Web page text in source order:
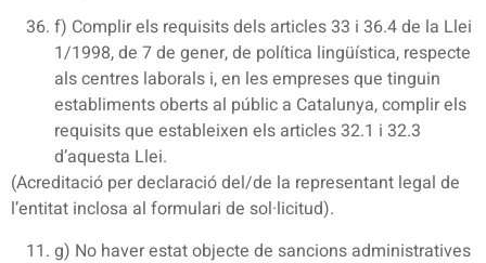
f) Complir els requisits dels articles 33 i 36.4 de la Llei
1/1998, de 7 de gener, de política lingüística, respecte
als centres laborals i, en les empreses que tinguin
establiments oberts al públic a Catalunya, complir els
requisits que estableixen els articles 32.1 i 32.3
d’aquesta Llei.
(Acreditació per declaració del/de la representant legal de
l’entitat inclosa al formulari de sol·licitud).
g) No haver estat objecte de sancions administratives